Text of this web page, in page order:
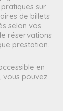
sur
de billets
selon vos
réservations
prestation.
en
vous pouvez